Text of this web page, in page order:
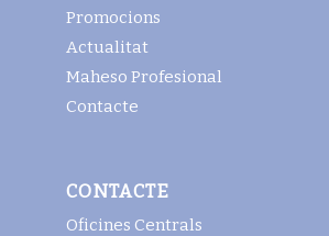
Promocions
Actualitat
Maheso Profesional
Contacte
CONTACTE
Oficines Centrals